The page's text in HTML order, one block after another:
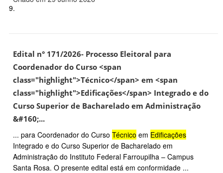
9.
Edital n° 171/2026- Processo Eleitoral para
Coordenador do Curso <span
class="highlight">Técnico</span> em <span
class="highlight">Edificações</span> Integrado e do
Curso Superior de Bacharelado em Administração
&#160;...
... para Coordenador do Curso Técnico em Edificações
Integrado e do Curso Superior de Bacharelado em
Administração do Instituto Federal Farroupilha – Campus
Santa Rosa. O presente edital está em conformidade ...